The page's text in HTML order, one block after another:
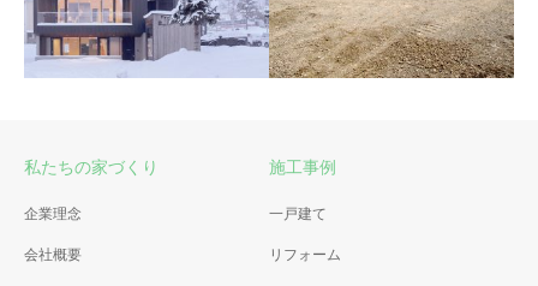
リフォームで住宅からコテー
ジへ
私たちの家づくり
企業理念
会社概要
施工事例
一戸建て
リフォーム